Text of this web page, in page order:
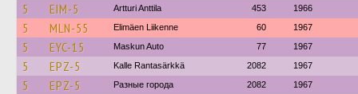
5 EIM-5 Artturi Anttila 453 1966
5 MLN-55 Elimäen Liikenne 60 1967
5 EYC-15 Maskun Auto 77 1967
5 EPZ-5 Kalle Rantasärkkä 2082 1967
5 EPZ-5 Разные города 2082 1967